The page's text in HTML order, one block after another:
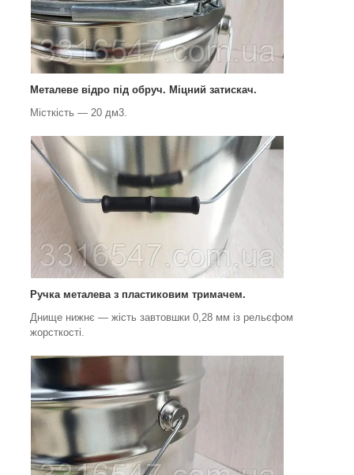
Металеве відро під обруч. Міцний затискач.
Місткість — 20 дм3.
Ручка металева з пластиковим тримачем.
Днище нижнє — жість завтовшки 0,28 мм із рельєфом
жорсткості.